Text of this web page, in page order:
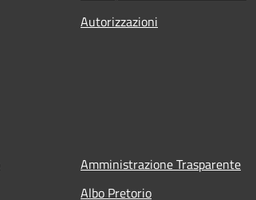
Autorizzazioni
Amministrazione Trasparente
Albo Pretorio